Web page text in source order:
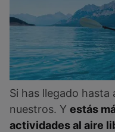
Si has llegado hasta
nuestros. Y estás
actividades al aire